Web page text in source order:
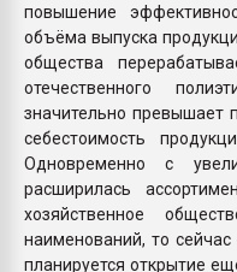
повышение
объёма выпуска
общества
отечественного
значительно превышает
себестоимость
Одновременно с
расширилась
хозяйственное
наименований, то
планируется открытие